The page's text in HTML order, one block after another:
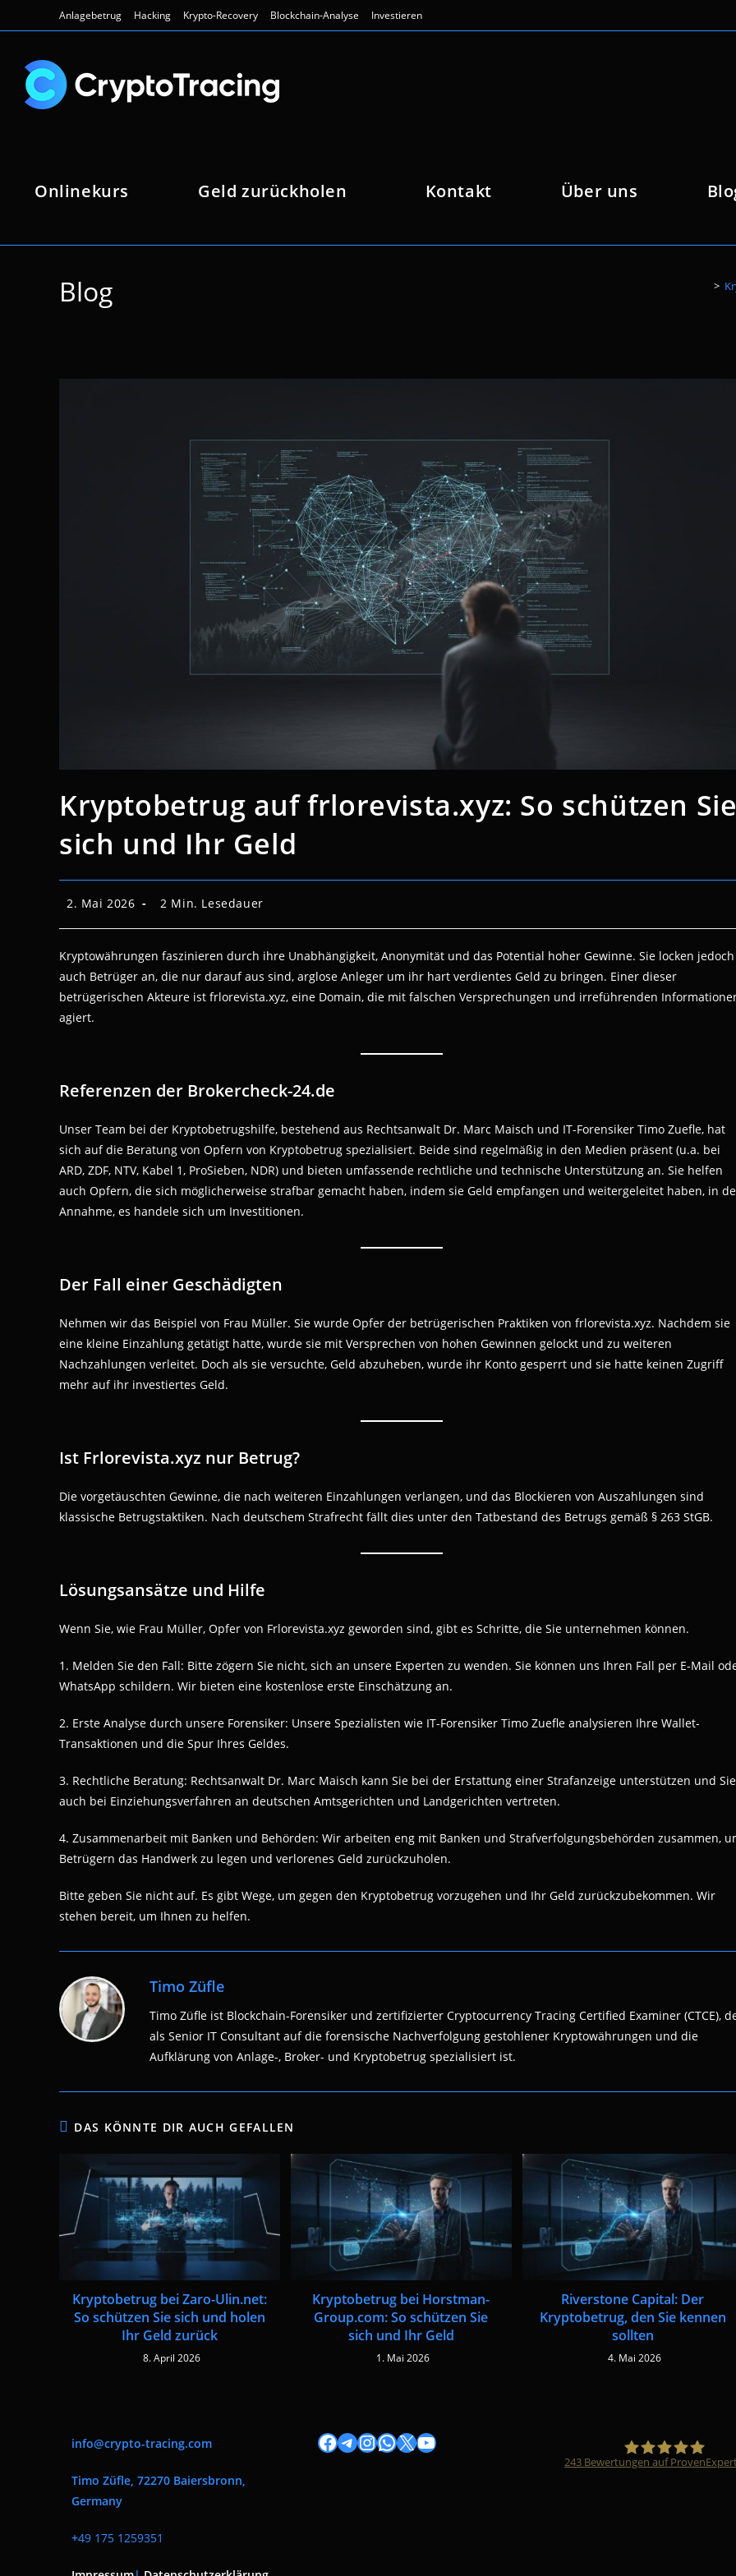
Inhalt
Anlagebetrug Hacking Krypto-Recovery Blockchain-Analyse Investieren
Onlinekurs Geld zurückholen Kontakt Über uns
Blog >
Kryptobetrug auf frlorevista.xyz: So schützen
sich und Ihr Geld
Beitrag
2. Mai 2026 Lesedauer:
2 Min. Lesedauer
Kryptowährungen faszinieren durch ihre Unabhängigkeit, Anonymität und das Potential hoher Gewinne. Sie locken jedoch
auch Betrüger an, die nur darauf aus sind, arglose Anleger um ihr hart verdientes Geld zu bringen. Einer dieser
betrügerischen Akteure ist frlorevista.xyz, eine Domain, die mit falschen Versprechungen und irreführenden
agiert.
Referenzen der Brokercheck-24.de
Unser Team bei der Kryptobetrugshilfe, bestehend aus Rechtsanwalt Dr. Marc Maisch und IT-Forensiker Timo Zuefle, hat
sich auf die Beratung von Opfern von Kryptobetrug spezialisiert. Beide sind regelmäßig in den Medien präsent (u.a. bei
ARD, ZDF, NTV, Kabel 1, ProSieben, NDR) und bieten umfassende rechtliche und technische Unterstützung an. Sie helfen
auch Opfern, die sich möglicherweise strafbar gemacht haben, indem sie Geld empfangen und weitergeleitet haben, in
Annahme, es handele sich um Investitionen.
Der Fall einer Geschädigten
Nehmen wir das Beispiel von Frau Müller. Sie wurde Opfer der betrügerischen Praktiken von frlorevista.xyz. Nachdem sie
eine kleine Einzahlung getätigt hatte, wurde sie mit Versprechen von hohen Gewinnen gelockt und zu weiteren
Nachzahlungen verleitet. Doch als sie versuchte, Geld abzuheben, wurde ihr Konto gesperrt und sie hatte keinen Zugriff
mehr auf ihr investiertes Geld.
Ist Frlorevista.xyz nur Betrug?
Die vorgetäuschten Gewinne, die nach weiteren Einzahlungen verlangen, und das Blockieren von Auszahlungen sind
klassische Betrugstaktiken. Nach deutschem Strafrecht fällt dies unter den Tatbestand des Betrugs gemäß § 263 StGB.
Lösungsansätze und Hilfe
Wenn Sie, wie Frau Müller, Opfer von Frlorevista.xyz geworden sind, gibt es Schritte, die Sie unternehmen können.
1. Melden Sie den Fall: Bitte zögern Sie nicht, sich an unsere Experten zu wenden. Sie können uns Ihren Fall per E-Mail
WhatsApp schildern. Wir bieten eine kostenlose erste Einschätzung an.
2. Erste Analyse durch unsere Forensiker: Unsere Spezialisten wie IT-Forensiker Timo Zuefle analysieren Ihre Wallet-
Transaktionen und die Spur Ihres Geldes.
3. Rechtliche Beratung: Rechtsanwalt Dr. Marc Maisch kann Sie bei der Erstattung einer Strafanzeige unterstützen und Sie
auch bei Einziehungsverfahren an deutschen Amtsgerichten und Landgerichten vertreten.
4. Zusammenarbeit mit Banken und Behörden: Wir arbeiten eng mit Banken und Strafverfolgungsbehörden zusammen,
Betrügern das Handwerk zu legen und verlorenes Geld zurückzuholen.
Bitte geben Sie nicht auf. Es gibt Wege, um gegen den Kryptobetrug vorzugehen und Ihr Geld zurückzubekommen. Wir
stehen bereit, um Ihnen zu helfen.
Timo Züfle
Timo Züfle ist Blockchain-Forensiker und zertifizierter Cryptocurrency Tracing Certified Examiner (CTCE),
als Senior IT Consultant auf die forensische Nachverfolgung gestohlener Kryptowährungen und die
Aufklärung von Anlage-, Broker- und Kryptobetrug spezialisiert ist.
DAS KÖNNTE DIR AUCH GEFALLEN
Kryptobetrug bei Zaro-Ulin.net:
So schützen Sie sich und holen
Ihr Geld zurück
8. April 2026
Kryptobetrug bei Horstman-
Group.com: So schützen Sie
sich und Ihr Geld
1. Mai 2026
Riverstone Capital: Der
Kryptobetrug, den Sie kennen
sollten
4. Mai 2026
info@crypto-tracing.com
Timo Züfle, 72270 Baiersbronn,
Germany
+49 175 1259351
Facebook
Telegram
Instagram
WhatsApp
X YouTube
243 Bewertungen auf